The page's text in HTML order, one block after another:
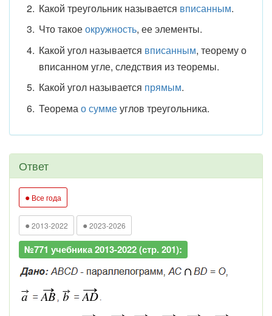
Какой треугольник называется вписанным.
Что такоеокружность, ее элементы.
Какой угол называется вписанным, теорему о
вписанном угле, следствия из теоремы.
Какой угол называется прямым.
Теоремао суммеуглов треугольника.
Ответ
● Все года
● 2013-2022 ● 2023-2026
№771 учебника 2013-2022 (стр. 201):